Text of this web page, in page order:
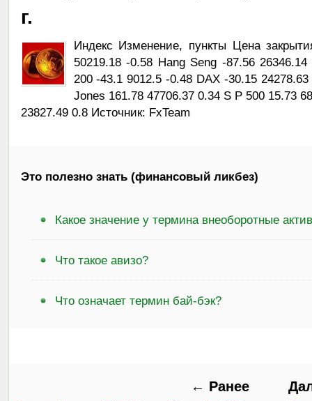
г.
Индекс Изменение, пункты Цена
50219.18 -0.58 Hang Seng -87.56
200 -43.1 9012.5 -0.48 DAX -30.15
Jones 161.78 47706.37 0.34 S P 500 15.73
23827.49 0.8 Источник: FxTeam
Это полезно знать (финансовый ликбез)
Какое значение у термина внеоборотные
Что такое авизо?
Что означает термин бай-бэк?
← Ранее